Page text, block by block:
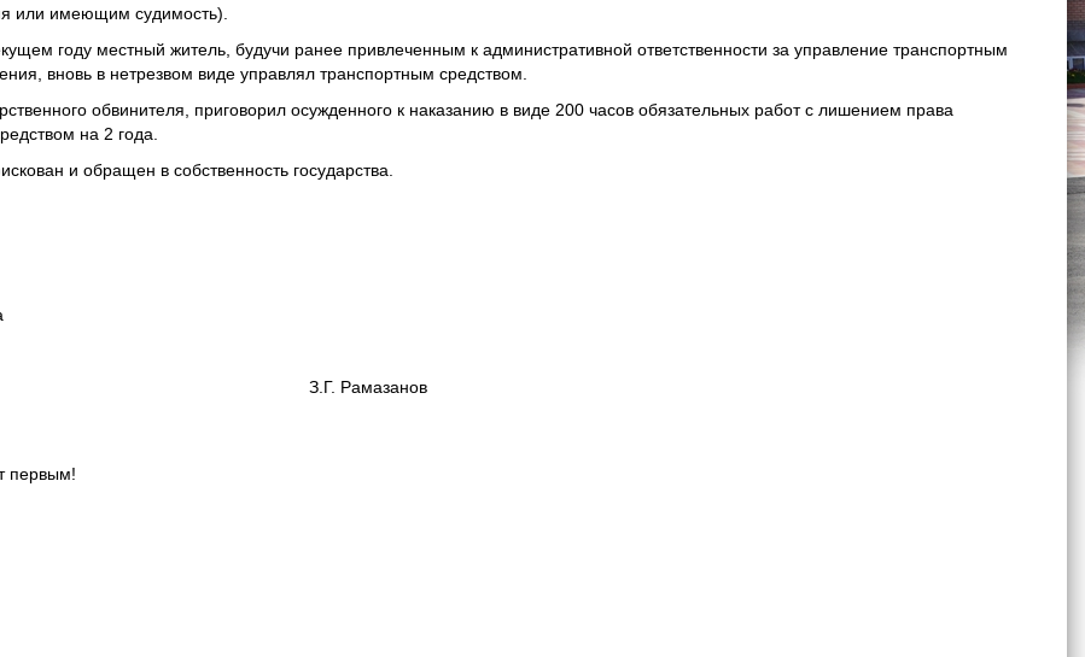
или имеющим судимость).
году местный житель, будучи ранее привлеченным к административной ответственности за управление транспортным
вновь в нетрезвом виде управлял транспортным средством.
обвинителя, приговорил осужденного к наказанию в виде 200 часов обязательных работ с лишением права
на 2 года.
и обращен в собственность государства.
З.Г. Рамазанов
первым!